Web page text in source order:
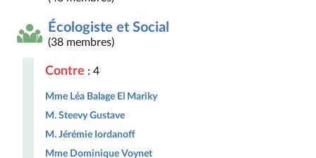
Écologiste et Social
(38 membres)
Contre : 4
Mme Léa Balage El Mariky
M. Steevy Gustave
M. Jérémie Iordanoff
Mme Dominique Voynet